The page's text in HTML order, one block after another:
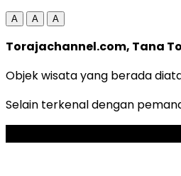
A A A
Torajachannel.com, Tana
Objek wisata yang berada
Selain terkenal dengan